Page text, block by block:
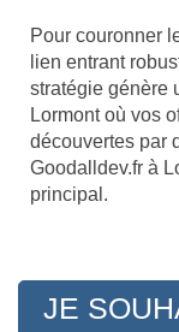
Pour couronner
lien entrant
stratégie génère
Lormont où vos
découvertes par
Goodalldev.fr à
principal.
JE